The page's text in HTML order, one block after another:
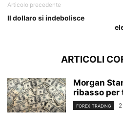
Articolo precedente
Il dollaro si indebolisce
ARTICOLI
Morgan
ribasso
FOREX TRADING